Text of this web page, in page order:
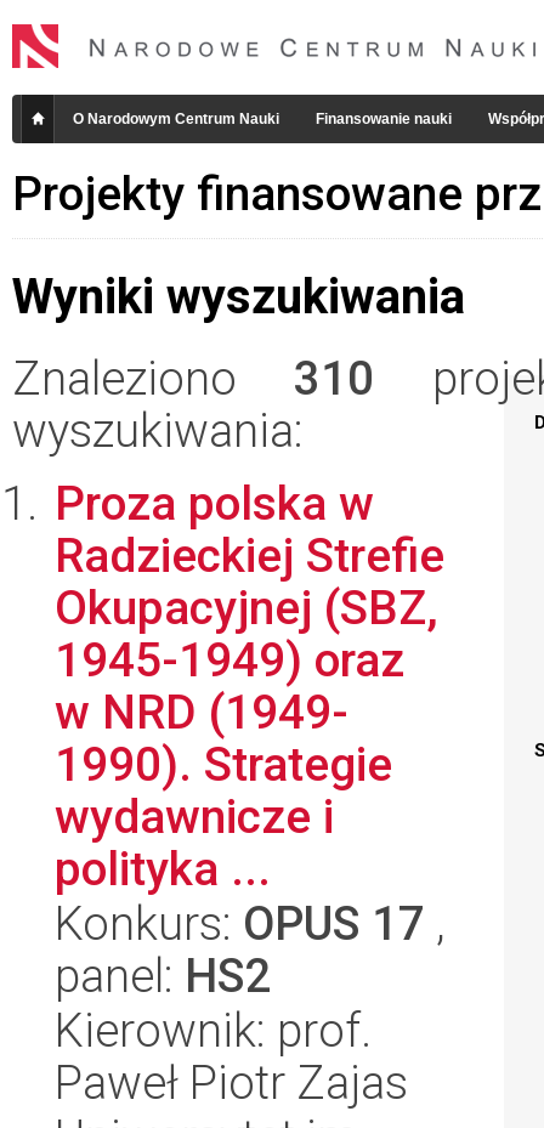
O Narodowym Centrum Nauki Finansowanie nauki
Projekty finansowane
Wyniki wyszukiwania
Znaleziono 310
wyszukiwania:
Proza polska w
Radzieckiej Strefie
Okupacyjnej (SBZ,
1945-1949) oraz
w NRD (1949-
1990). Strategie
wydawnicze i
polityka ...
Konkurs: OPUS 17 ,
panel: HS2
Kierownik: prof.
Paweł Piotr Zajas